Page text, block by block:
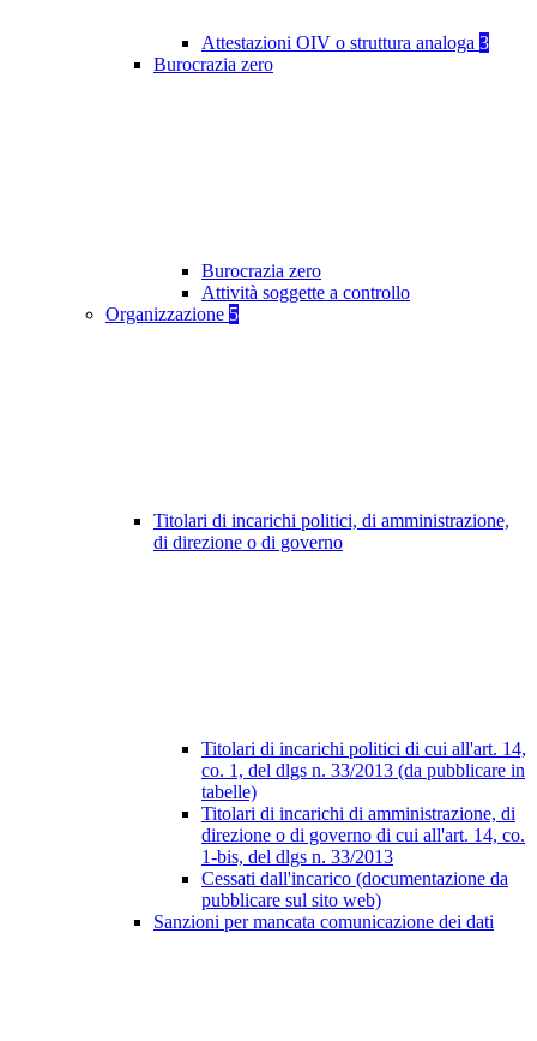
Attestazioni OIV o struttura analoga 3
Burocrazia zero
Burocrazia zero
Attività soggette a controllo
Organizzazione 5
Titolari di incarichi politici, di amministrazione,
di direzione o di governo
Titolari di incarichi politici di cui all'art. 14,
co. 1, del dlgs n. 33/2013 (da pubblicare in
tabelle)
Titolari di incarichi di amministrazione, di
direzione o di governo di cui all'art. 14, co.
1-bis, del dlgs n. 33/2013
Cessati dall'incarico (documentazione da
pubblicare sul sito web)
Sanzioni per mancata comunicazione dei dati